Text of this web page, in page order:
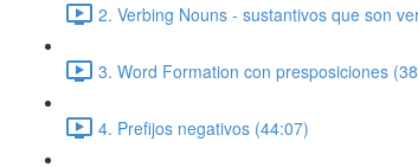
2. Verbing Nouns - sustantivos que son
3. Word Formation con presposiciones
4. Prefijos negativos (44:07)